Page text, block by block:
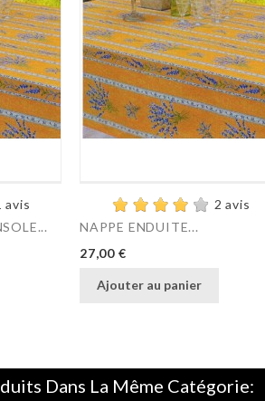
avis
2 avis
NAPPE ENDUITE...
Prix
27,00 €
Ajouter au panier
Dans La Même Catégorie: